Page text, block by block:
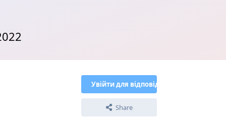
Увійти для відповіді
Share